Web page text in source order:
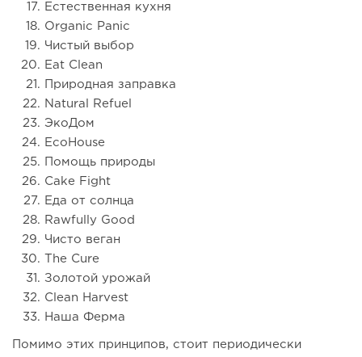
Естественная кухня
Organic Panic
Чистый выбор
Eat Clean
Природная заправка
Natural Refuel
ЭкоДом
EcoHouse
Помощь природы
Cake Fight
Еда от солнца
Rawfully Good
Чисто веган
The Cure
Золотой урожай
Clean Harvest
Наша Ферма
Помимо этих принципов, стоит периодически